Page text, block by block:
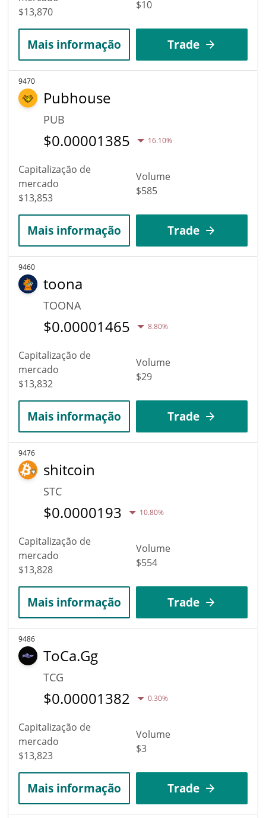
$13,870
$10
Mais informação Trade
9470
Pubhouse
PUB
$0.00001385 16.10%
Capitalização de
mercado
$13,853
Volume
$585
Mais informação Trade
9460
toona
TOONA
$0.00001465 8.80%
Capitalização de
mercado
$13,832
Volume
$29
Mais informação Trade
9476
shitcoin
STC
$0.0000193 10.80%
Capitalização de
mercado
$13,828
Volume
$554
Mais informação Trade
9486
ToCa.Gg
TCG
$0.00001382 0.30%
Capitalização de
mercado
$13,823
Volume
$3
Mais informação Trade